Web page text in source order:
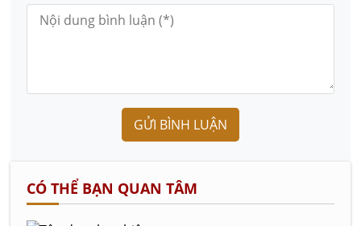
GỬI BÌNH LUẬN
CÓ THỂ BẠN QUAN TÂM